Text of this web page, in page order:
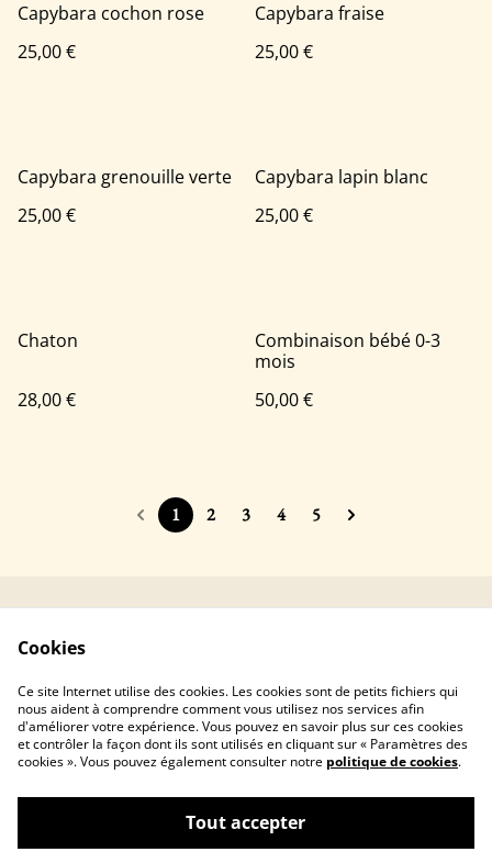
Capybara cochon rose
25,00 €
Capybara fraise
25,00 €
Capybara grenouille verte
25,00 €
Capybara lapin blanc
25,00 €
Chaton
28,00 €
Combinaison bébé 0-3
mois
50,00 €
1 2 3 4 5
Contacter Mushka
Politique de
confidentialité
Politique de cookies
Cookies
Ce site Internet utilise des cookies. Les cookies sont de petits fichiers qui
nous aident à comprendre comment vous utilisez nos services afin
d'améliorer votre expérience. Vous pouvez en savoir plus sur ces cookies
et contrôler la façon dont ils sont utilisés en cliquant sur « Paramètres des
cookies ». Vous pouvez également consulter notre politique de cookies.
Tout accepter